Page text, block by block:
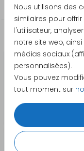
Nous utilisons des
similaires pour
l'utilisateur,
notre site web,
médias sociaux
personnalisées).
Vous pouvez
tout moment sur
Faire-part de
La papeterie